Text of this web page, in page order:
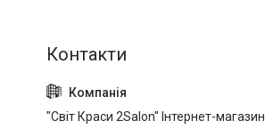
"Світ Краси 2Salon" Інтернет-магазин